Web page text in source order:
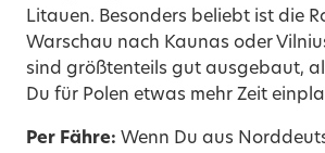
Litauen. Besonders beliebt ist die
Warschau nach Kaunas oder
sind größtenteils gut ausgebaut,
Du für Polen etwas mehr Zeit
Per Fähre: Wenn Du aus